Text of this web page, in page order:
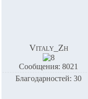
Vitaly_Zh
Сообщения: 8021
Благодарностей: 30